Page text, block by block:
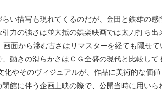
い描写も現れてくるのだが、金田と鉄雄の感
力の強さは並大抵の娯楽映画では太刀打ち出
面から滲む古さはリマスターを経ても隠せ
動きの滑らかさはＣＧ全盛の現代と比較して
やそのヴィジュアルが、作品に美術的な価値
館に伴う企画上映の際で、公開当時に用いら